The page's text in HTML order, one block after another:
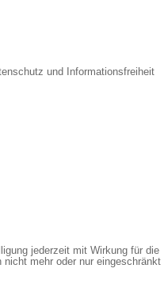
und Informationsfreiheit
jederzeit mit Wirkung für die
mehr oder nur eingeschränkt